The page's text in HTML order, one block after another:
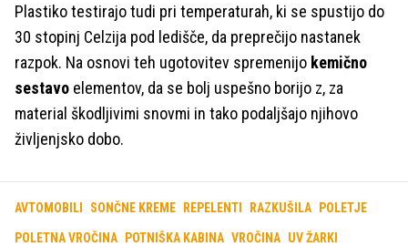
Plastiko testirajo tudi pri temperaturah, ki se spustijo do
30 stopinj Celzija pod ledišče, da preprečijo nastanek
razpok. Na osnovi teh ugotovitev spremenijo kemično
sestavo elementov, da se bolj uspešno borijo z, za
material škodljivimi snovmi in tako podaljšajo njihovo
življenjsko dobo.
AVTOMOBILI SONČNE KREME REPELENTI RAZKUŠILA POLETJE
POLETNA VROČINA POTNIŠKA KABINA VROČINA UV ŽARKI